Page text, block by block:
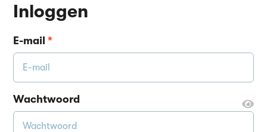
Inloggen
E-mail*
Wachtwoord